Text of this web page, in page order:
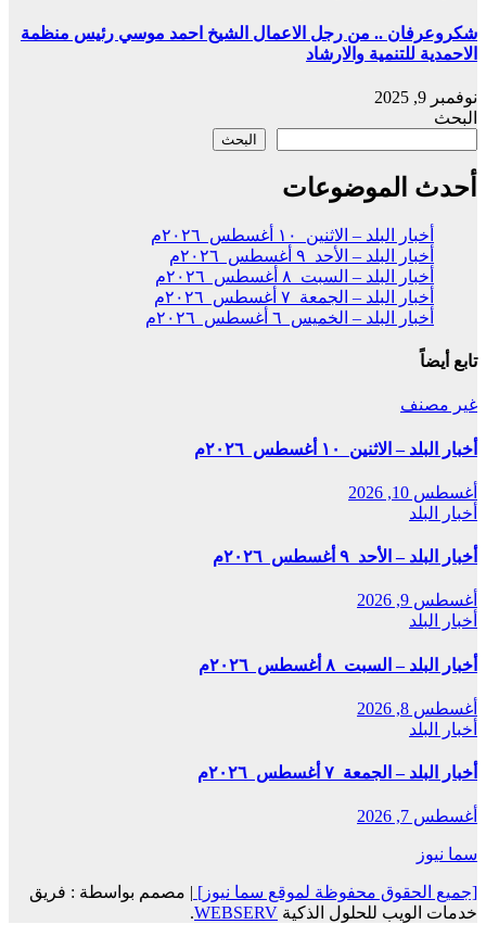
شكروعرفان .. من رجل الاعمال الشيخ احمد موسي رئيس منظمة
الاحمدية للتنمية والارشاد
نوفمبر 9, 2025
البحث
البحث
أحدث الموضوعات
أخبار البلد – الاثنين ١٠ أغسطس ٢٠٢٦م
أخبار البلد – الأحد ٩ أغسطس ٢٠٢٦م
أخبار البلد – السبت ٨ أغسطس ٢٠٢٦م
أخبار البلد – الجمعة ٧ أغسطس ٢٠٢٦م
أخبار البلد – الخميس ٦ أغسطس ٢٠٢٦م
تابع أيضاً
غير مصنف
أخبار البلد – الاثنين ١٠ أغسطس ٢٠٢٦م
أغسطس 10, 2026
أخبار البلد
أخبار البلد – الأحد ٩ أغسطس ٢٠٢٦م
أغسطس 9, 2026
أخبار البلد
أخبار البلد – السبت ٨ أغسطس ٢٠٢٦م
أغسطس 8, 2026
أخبار البلد
أخبار البلد – الجمعة ٧ أغسطس ٢٠٢٦م
أغسطس 7, 2026
سما نيوز
[جميع الحقوق محفوظة لموقع سما نيوز]
مصمم بواسطة : فريق
خدمات الويب للحلول الذكية WEBSERV
.